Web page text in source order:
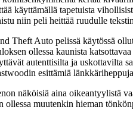
käyttämällä tapetuista
niin peli heittää ruudulle
Theft Auto pelissä käytössä
ollessa kaunista
autenttisilta ja uskottavilta
esittämiä
näköisiä aina oikeantyylistä
muutenkin hieman